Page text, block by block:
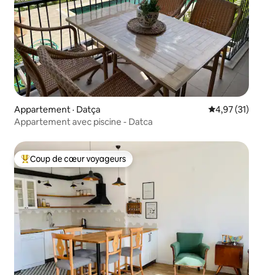
Appartement · Datça Note
4,97 (31)
Appartement avec piscine - Datca
Coup de cœur voyageurs parmi les plus aimés
Coup de cœur voyageurs